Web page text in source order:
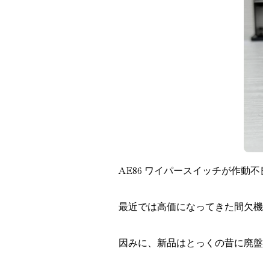
AE86 ワイパースイッチが作動不
最近では高価になってきた間欠機
因みに、新品はとっくの昔に廃盤